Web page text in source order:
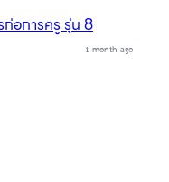
อการครู รุ่น 8
1 month ago